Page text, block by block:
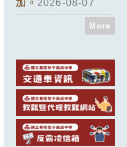
加。 2026-08-07
More